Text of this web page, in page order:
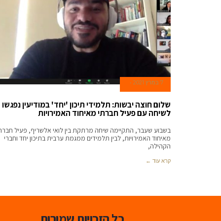
7 במרץ 2021
שלום חוצה יבשות: תלמידי תיכון 'יחד' במודיעין נפגשו
לשיחה עם פעיל חברתי מאיחוד האמירויות
בשבוע שעבר, התקיימה שיחה מרתקת בין לואי אלשריף, פעיל
מאיחוד האמירויות, לבין תלמידים ממגמת ערבית בתיכון יחד וחברי
הקהילה,
קרא עוד ←